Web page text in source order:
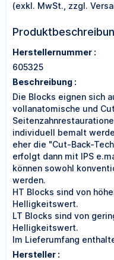
(exkl. MwSt., zzgl.
Herstellernummer :
605325
Beschreibung :
Die Blocks eignen sich
vollanatomische und
individuell bemalt
eher die "Cut-Back-
erfolgt dann mit IPS
können sowohl
werden.
HT Blocks sind von
Helligkeitswert.
LT Blocks sind von
Helligkeitswert.
Im Lieferumfang
Hersteller :